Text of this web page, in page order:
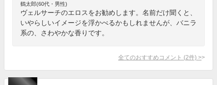
鶴太郎(60代・男性)
ヴェルサーチのエロスをお勧めします。名前だけ聞くと、
いやらしいイメージを浮かべるかもしれませんが、バニラ
系の、さわやかな香りです。
全てのおすすめコメント (2件) >